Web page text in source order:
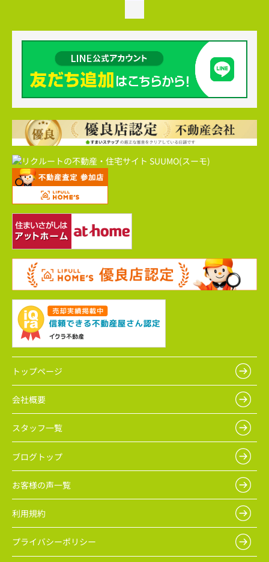
トップページ
会社概要
スタッフ一覧
ブログトップ
お客様の声一覧
利用規約
プライバシーポリシー